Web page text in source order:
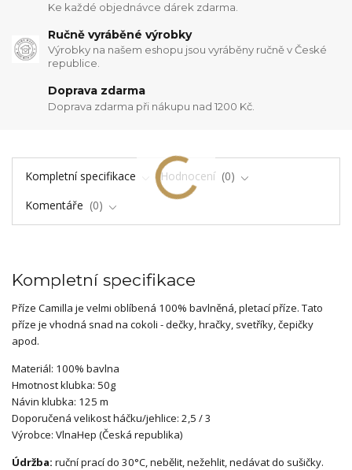
Ke každé objednávce dárek zdarma.
Ručně vyráběné výrobky
Výrobky na našem eshopu jsou vyráběny ručně v České
republice.
Doprava zdarma
Doprava zdarma při nákupu nad 1200 Kč.
Kompletní specifikace Hodnocení
0
Komentáře
0
Kompletní specifikace
Příze Camilla je velmi oblíbená 100% bavlněná, pletací příze. Tato
příze je vhodná snad na cokoli - dečky, hračky, svetříky, čepičky
apod.
Materiál: 100% bavlna
Hmotnost klubka: 50g
Návin klubka: 125 m
Doporučená velikost háčku/jehlice: 2,5 / 3
Výrobce: VlnaHep (Česká republika)
Údržba: ruční prací do 30°C, nebělit, nežehlit, nedávat do sušičky.